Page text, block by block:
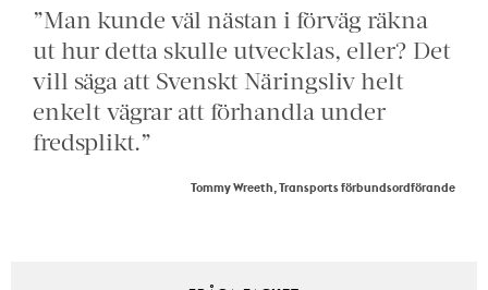
”Man kunde väl nästan i förväg räkna
ut hur detta skulle utvecklas, eller? Det
vill säga att Svenskt Näringsliv helt
enkelt vägrar att förhandla under
fredsplikt.”
Tommy Wreeth, Transports förbundsordförande